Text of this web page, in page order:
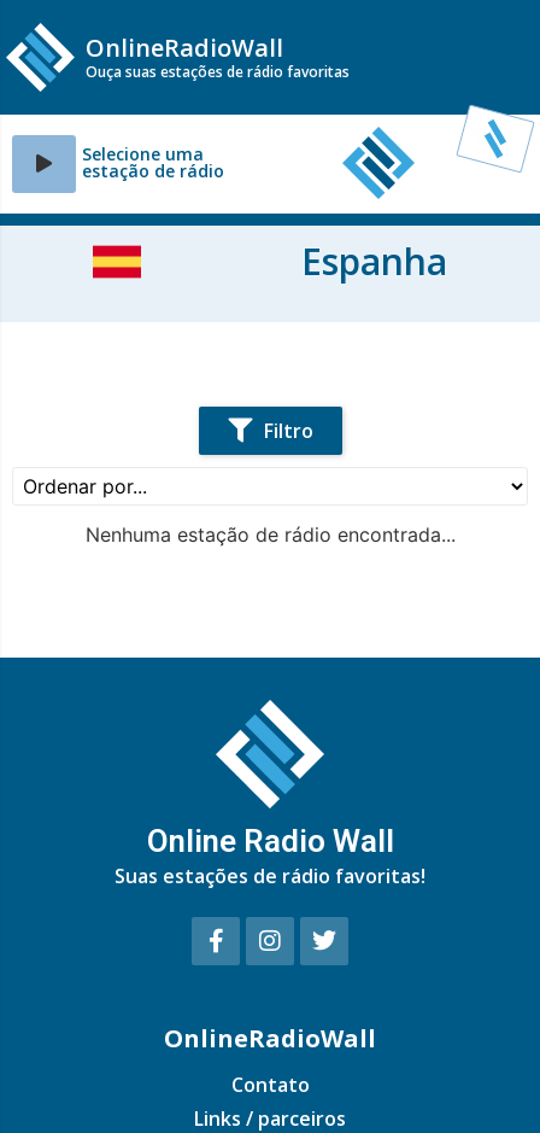
OnlineRadioWall
Ouça suas estações de rádio favoritas
Selecione uma
estação de rádio
Espanha
Filtro
Nenhuma estação de rádio encontrada...
Online Radio Wall
Suas estações de rádio favoritas!
OnlineRadioWall
Contato
Links / parceiros